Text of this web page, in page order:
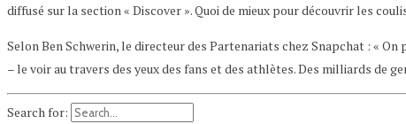
diffusé sur la section « Discover ». Quoi de mieux pour découvrir les
Selon Ben Schwerin, le directeur des Partenariats chez Snapchat : «
– le voir au travers des yeux des fans et des athlètes. Des milliards de
Search for: